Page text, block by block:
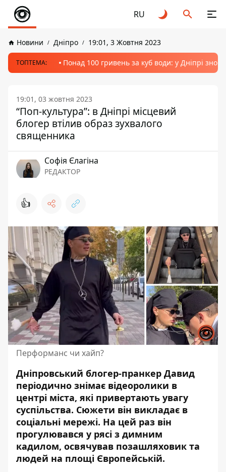
RU
Новини Дніпро 19:01, 3 Жовтня 2023
ТОПТЕМА: Понад 100 гривень за куб води: у Дніпрі
19:01, 03 жовтня 2023
“Поп-культура”: в Дніпрі місцевий
блогер втілив образ зухвалого
священника
Софія Єлагіна
РЕДАКТОР
👍
Перформанс чи хайп?
Дніпровський блогер-пранкер Давид
періодично знімає відеоролики в
центрі міста, які привертають увагу
суспільства. Сюжети він викладає в
соціальні мережі. На цей раз він
прогулювався у рясі з димним
кадилом, освячував позашляховик та
людей на площі Європейській.